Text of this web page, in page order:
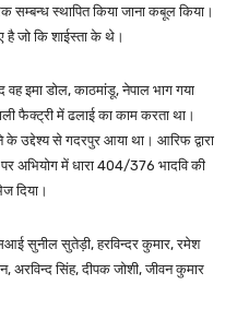
सम्बन्ध स्थापित किया जाना कबूल किया।
है जो कि शाईस्ता के थे।
इमा डोल, काठमांडू, नेपाल भाग गया
फैक्ट्री में ढलाई का काम करता था।
के उद्देश्य से गदरपुर आया था। आरिफ द्वारा
अभियोग में धारा 404/376 भादवि की
दिया।
सुनील सुतेड़ी, हरविन्दर कुमार, रमेश
अरविन्द सिंह, दीपक जोशी, जीवन कुमार